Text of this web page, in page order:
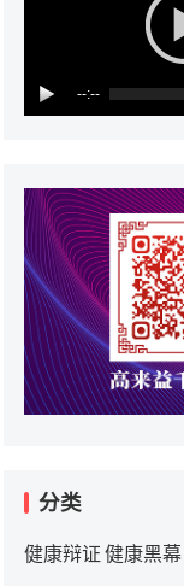
--:--
分类
健康辩证 健康黑幕